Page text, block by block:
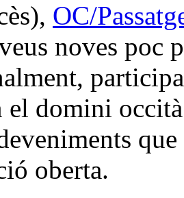
OC/
noves poc
el domini
oberta.